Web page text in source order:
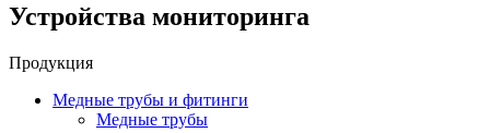
Устройства мониторинга
Продукция
Медные трубы и фитинги
Медные трубы